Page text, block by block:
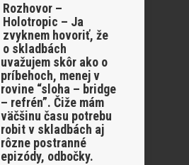
Rozhovor –
Holotropic – Ja
zvyknem hovoriť, že
o skladbách
uvažujem skôr ako o
príbehoch, menej v
rovine “sloha – bridge
– refrén”. Čiže mám
väčšinu času potrebu
robit v skladbách aj
rôzne postranné
epizódy, odbočky.